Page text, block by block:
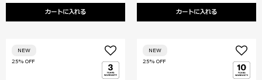
カートに入れる カートに入れる
25% OFF
NEW
25% OFF
NEW